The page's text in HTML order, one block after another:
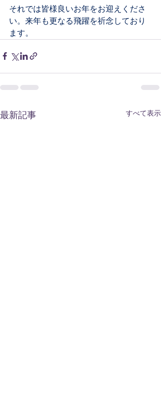
それでは皆様良いお年をお迎えくださ
い。来年も更なる飛躍を祈念しており
ます。
最新記事 すべて表示